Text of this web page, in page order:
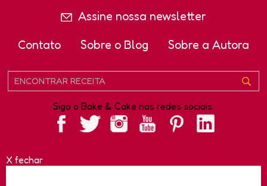
X fechar
Assine nossa newsletter
Contato
Sobre o Blog Sobre a Autora
Siga o Bake & Cake nas redes sociais:
Copyright - Bake and Cake e Bake and Cake Gourmet são